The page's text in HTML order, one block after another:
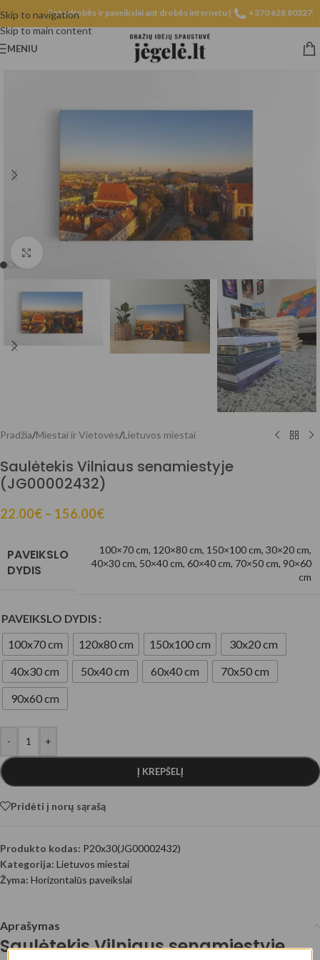
Skip to navigation
Skip to main content
Fotodrobės ir paveikslai ant drobės internetu | +370 628 80327
MENIU
Pradžia/Miestai ir Vietovės/Lietuvos miestai
Saulėtekis Vilniaus senamiestyje
(JG00002432)
22.00€ – 156.00€
PAVEIKSLO
DYDIS
100×70 cm, 120×80 cm, 150×100 cm, 30×20 cm,
40×30 cm, 50×40 cm, 60×40 cm, 70×50 cm, 90×60
cm
PAVEIKSLO DYDIS
100x70 cm
120x80 cm 150x100 cm
30x20 cm
40x30 cm
50x40 cm 60x40 cm
70x50 cm
90x60 cm
- +
Į KREPŠELĮ
Pridėti į norų sąrašą
Produkto kodas: P20x30(JG00002432)
Kategorija: Lietuvos miestai
Žyma: Horizontalūs paveikslai
Aprašymas
Saulėtekis Vilniaus senamiestyje